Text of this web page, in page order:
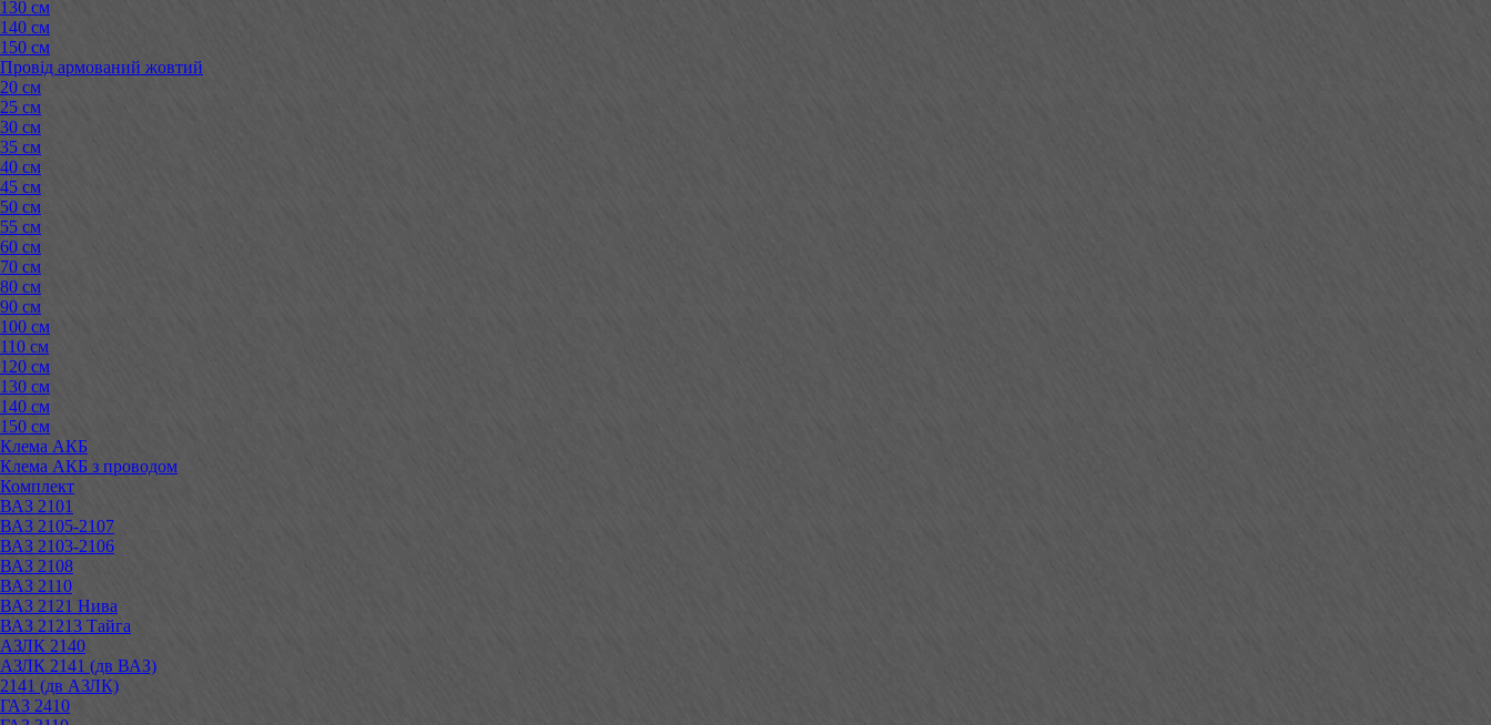
130 см
140 см
150 см
Провід армований жовтий
20 см
25 см
30 см
35 см
40 см
45 см
50 см
55 см
60 см
70 см
80 см
90 см
100 см
110 см
120 см
130 см
140 см
150 см
Клема АКБ
Клема АКБ з проводом
Комплект
ВАЗ 2101
ВАЗ 2105-2107
ВАЗ 2103-2106
ВАЗ 2108
ВАЗ 2110
ВАЗ 2121 Нива
ВАЗ 21213 Тайга
АЗЛК 2140
АЗЛК 2141 (дв ВАЗ)
2141 (дв АЗЛК)
ГАЗ 2410